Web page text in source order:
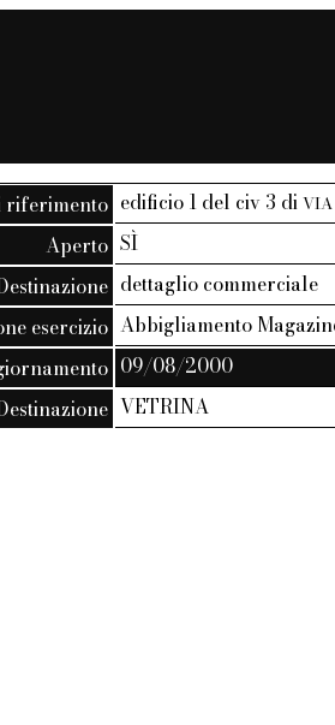
riferimento edificio 1 del civ 3 diVIA
Aperto SÌ
dettaglio commerciale
esercizio Abbigliamento
09/08/2000
VETRINA